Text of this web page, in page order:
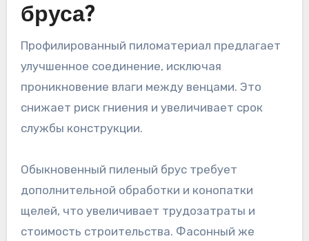
бруса?
Профилированный пиломатериал предлагает
улучшенное соединение, исключая
проникновение влаги между венцами. Это
снижает риск гниения и увеличивает срок
службы конструкции.
Обыкновенный пиленый брус требует
дополнительной обработки и конопатки
щелей, что увеличивает трудозатраты и
стоимость строительства. Фасонный же